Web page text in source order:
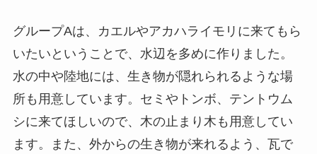
グループAは、カエルやアカハライモリに来てもら
いたいということで、水辺を多めに作りました。
水の中や陸地には、生き物が隠れられるような場
所も用意しています。セミやトンボ、テントウム
シに来てほしいので、木の止まり木も用意してい
ます。また、外からの生き物が来れるよう、瓦で